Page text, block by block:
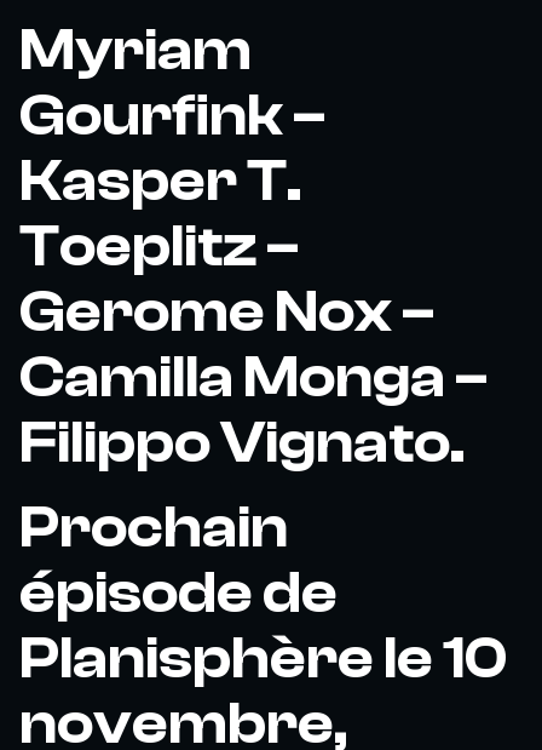
Myriam
Gourfink –
Kasper T.
Toeplitz –
Gerome Nox –
Camilla Monga –
Filippo Vignato.
Prochain
épisode de
Planisphère le 10
novembre,